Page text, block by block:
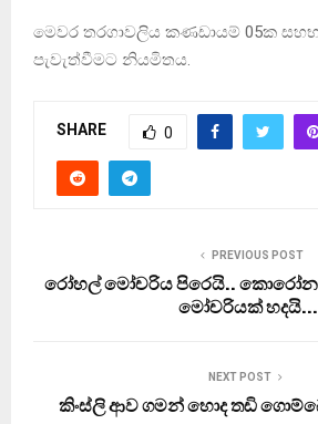
මෙවර තරගාවලිය කණඩායම් 05ක
පැවැත්වීමට නියමිතය.
SHARE 0
PREVIOUS POST
රෝහල් මෝචරිය පිරෙයි..
මෝචරියක් හදයි…
NEXT POST
කිංස්ලි ආව ගමන් හොද තඩි